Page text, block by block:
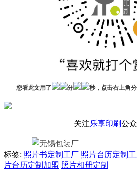
您看此文用了 分 秒，点击右上角
关注乐享印刷公
标签: 照片书定制工厂 照片台历定制
片台历定制加盟 照片相册定制